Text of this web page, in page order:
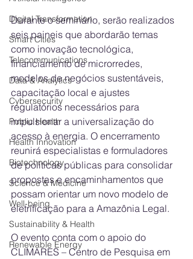
Digital Transformation
Smart Cities
Telecommunications
Data & Analytics
Cybersecurity
Public Health
Health Innovation
Biotechnology
Science & Medicine
Well-being
Sustainability & Health
Renewable Energy
Durante o seminário, serão realizados
seis paineis que abordarão temas
como inovação tecnológica,
financiamento de microrredes,
modelos de negócios sustentáveis,
capacitação local e ajustes
regulatórios necessários para
impulsionar a universalização do
acesso à energia. O encerramento
reunirá especialistas e formuladores
de políticas públicas para consolidar
propostas e encaminhamentos que
possam orientar um novo modelo de
eletrificação para a Amazônia Legal.
O evento conta com o apoio do
CLIMARES – Centro de Pesquisa em